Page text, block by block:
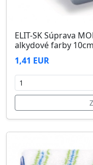
ELIT-SK Súprava
alkydové farby 10cm
1,41 EUR